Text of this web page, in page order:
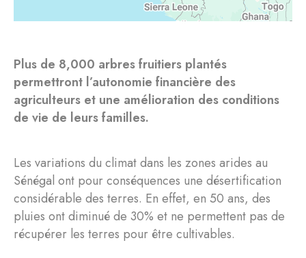
Plus de 8,000 arbres fruitiers plantés
permettront l’autonomie financière des
agriculteurs et une amélioration des conditions
de vie de leurs familles.
Les variations du climat dans les zones arides au
Sénégal ont pour conséquences une désertification
considérable des terres. En effet, en 50 ans, des
pluies ont diminué de 30% et ne permettent pas de
récupérer les terres pour être cultivables.